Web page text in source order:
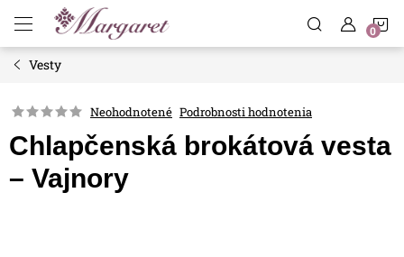
obsah
Vesty
Neohodnotené Podrobnosti hodnotenia
Chlapčenská brokátová vesta
– Vajnory